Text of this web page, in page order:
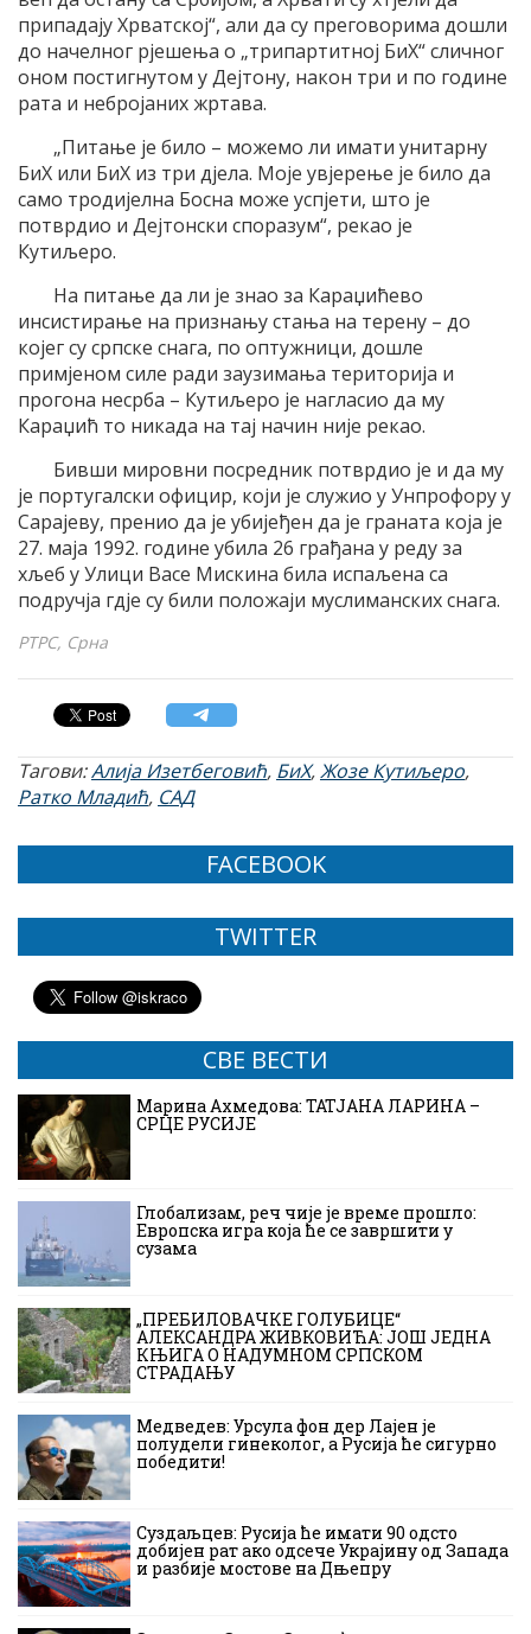
припадају Хрватској“, али да су преговорима дошли
до начелног рјешења о „трипартитној БиХ“ сличног
оном постигнутом у Дејтону, након три и по године
рата и небројаних жртава.
„Питање је било – можемо ли имати унитарну
БиХ или БиХ из три дјела. Моје увјерење је било да
само тродијелна Босна може успјети, што је
потврдио и Дејтонски споразум“, рекао је
Кутиљеро.
На питање да ли је знао за Караџићево
инсистирање на признању стања на терену – до
којег су српске снага, по оптужници, дошле
примјеном силе ради заузимања територија и
прогона несрба – Кутиљеро је нагласио да му
Караџић то никада на тај начин није рекао.
Бивши мировни посредник потврдио је и да му
је португалски официр, који је служио у Унпрофору у
Сарајеву, пренио да је убијеђен да је граната која је
27. маја 1992. године убила 26 грађана у реду за
хљеб у Улици Васе Мискина била испаљена са
подручја гдје су били положаји муслиманских снага.
РТРС, Срна
Тагови:Алија Изетбеговић, БиХ,Жозе Кутиљеро,
Ратко Младић, САД
FACEBOOK
TWITTER
СВЕ ВЕСТИ
Марина Ахмедова: ТАТЈАНА ЛАРИНА –
СРЦЕ РУСИЈЕ
Глобализам, реч чије је време прошло:
Европска игра која ће се завршити у
сузама
„ПРЕБИЛОВАЧКЕ ГОЛУБИЦЕ“
АЛЕКСАНДРА ЖИВКОВИЋА: ЈОШ ЈЕДНА
КЊИГА О НАДУМНОМ СРПСКОМ
СТРАДАЊУ
Медведев: Урсула фон дер Лајен је
полудели гинеколог, а Русија ће сигурно
победити!
Суздаљцев: Русија ће имати 90 одсто
добијен рат ако одсече Украјину од Запада
и разбије мостове на Дњепру